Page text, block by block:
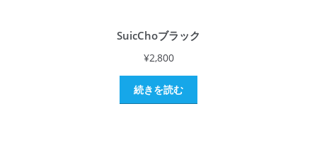
SuicChoブラック
¥2,800
続きを読む